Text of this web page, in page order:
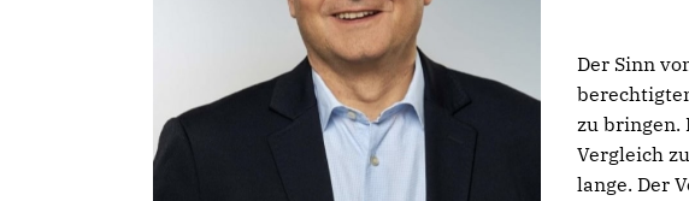
Der Sinn
zu bringen.
Vergleich
lange. Der